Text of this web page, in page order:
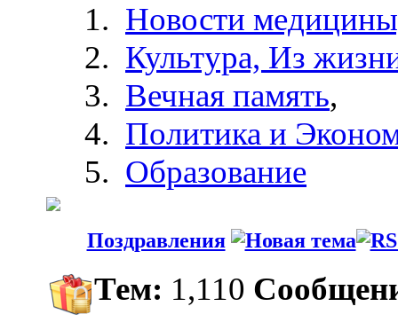
Новости
Культура, Из
Вечная память,
Политика и
Образование
Поздравления
Тем: 1,110